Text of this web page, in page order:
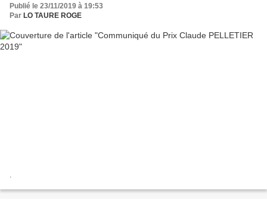
Publié le 23/11/2019 à 19:53
Par LO TAURE ROGE
.